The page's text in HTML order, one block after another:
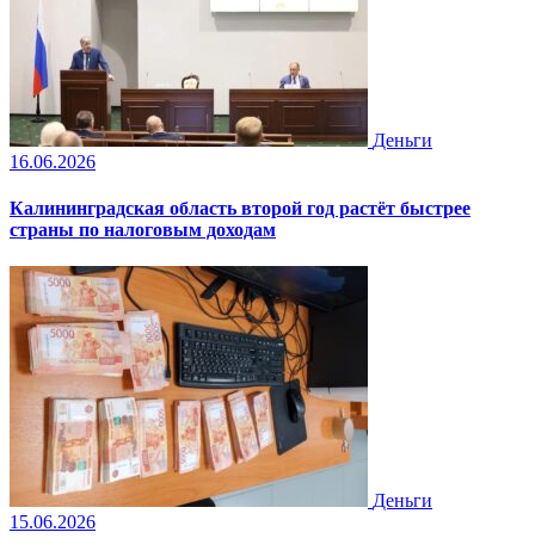
Деньги
16.06.2026
Калининградская область второй год растёт быстрее
страны по налоговым доходам
Деньги
15.06.2026